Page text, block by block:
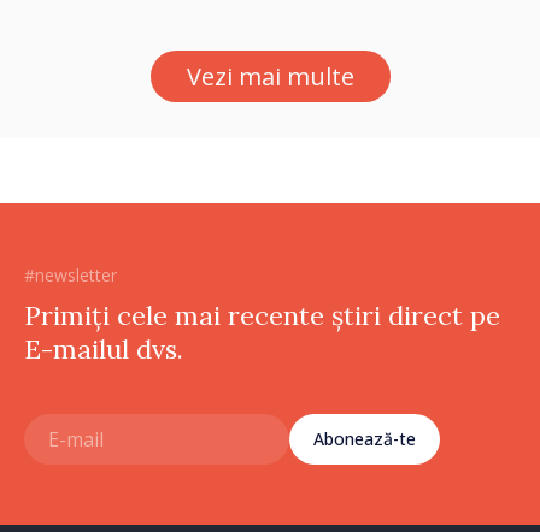
Vezi mai multe
#newsletter
Primiți cele mai recente știri direct pe
E-mailul dvs.
Abonează-te